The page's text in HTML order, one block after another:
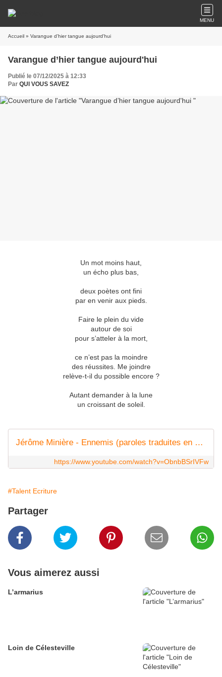
MENU
Accueil » Varangue d’hier tangue aujourd'hui
Varangue d’hier tangue aujourd'hui
Publié le 07/12/2025 à 12:33
Par QUI VOUS SAVEZ
Un mot moins haut,
un écho plus bas,
deux poètes ont fini
par en venir aux pieds.
Faire le plein du vide
autour de soi
pour s’atteler à la mort,
ce n’est pas la moindre
des réussites. Me joindre
relève-t-il du possible encore ?
Autant demander à la lune
un croissant de soleil.
Jérôme Minière - Ennemis (paroles traduites en anglais par Jim Corcoran)
https://www.youtube.com/watch?v=ObnbBSrIVFw
#Talent Ecriture
Partager
Vous aimerez aussi
L’armarius
Loin de Célesteville